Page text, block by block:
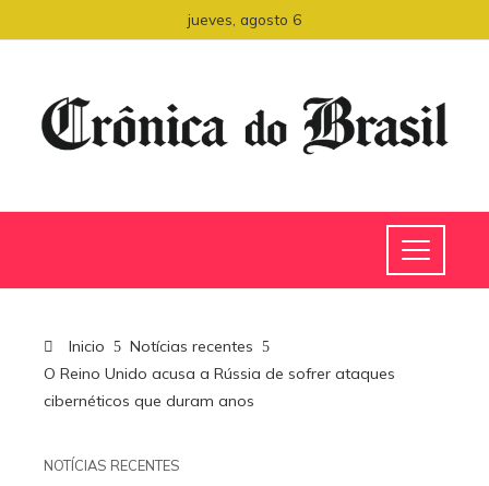
jueves, agosto 6
Inicio
Notícias recentes
O Reino Unido acusa a Rússia de sofrer ataques
cibernéticos que duram anos
NOTÍCIAS RECENTES